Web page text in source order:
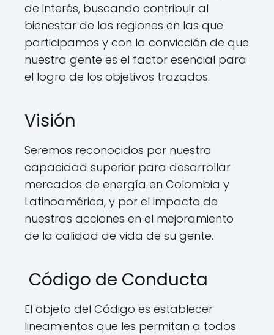
de interés, buscando contribuir al
bienestar de las regiones en las que
participamos y con la convicción de que
nuestra gente es el factor esencial para
el logro de los objetivos trazados.
Visión
Seremos reconocidos por nuestra
capacidad superior para desarrollar
mercados de energía en Colombia y
Latinoamérica, y por el impacto de
nuestras acciones en el mejoramiento
de la calidad de vida de su gente.
Código de Conducta
El objeto del Código es establecer
lineamientos que les permitan a todos